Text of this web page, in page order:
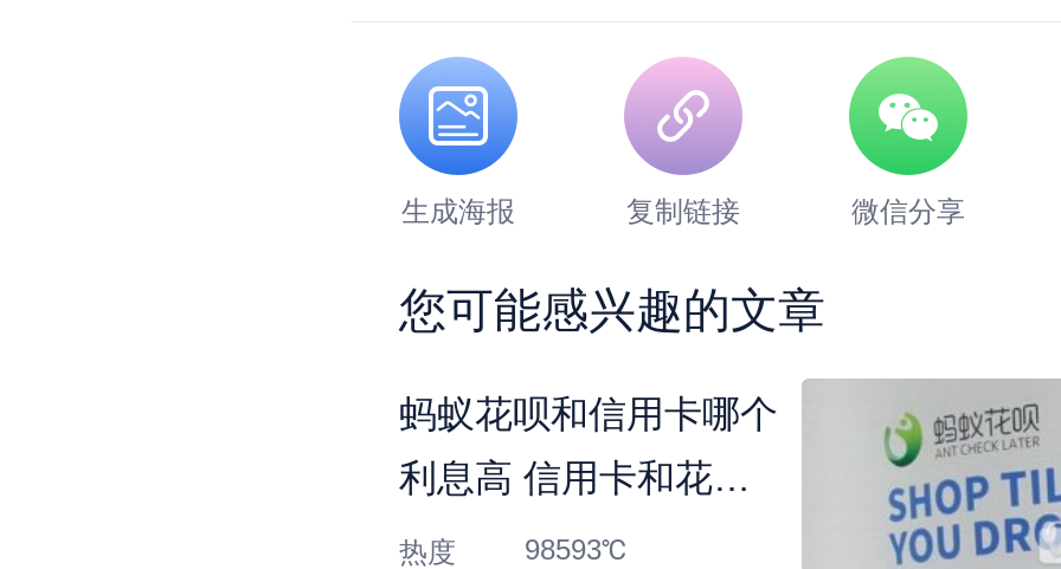
生成海报 复制链接 微信分享
您可能感兴趣的文章
蚂蚁花呗和信用卡哪个
利息高 信用卡和花呗
哪个
热度 98593℃